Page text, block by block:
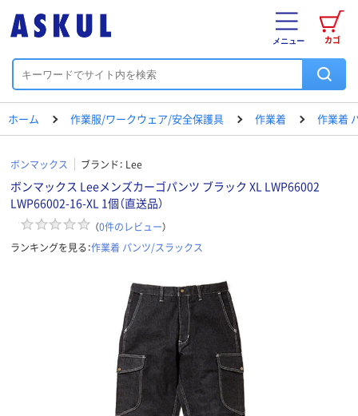
カゴ
メニュー
ホーム 作業服/ワークウェア/安全保護具 作業着 作業着
ボンマックス ブランド： Lee
ボンマックス Leeメンズカーゴパンツ ブラック XL LWP66002
LWP66002-16-XL 1個（直送品）
（0件のレビュー）
ランキングを見る：作業着 パンツ/スラックス